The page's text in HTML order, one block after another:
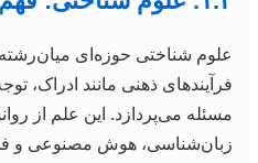
علوم شناختی حوزه‌ای
فرآیندهای ذهنی مانند ادراک،
مسئله می‌پردازد. این علم از
زبان‌شناسی، هوش مصنوعی و